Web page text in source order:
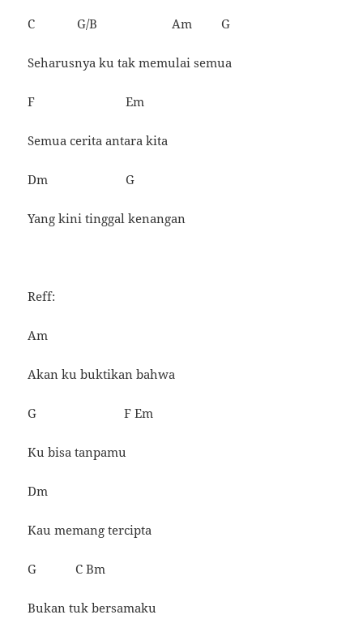
C G/B Am G
Seharusnya ku tak memulai semua
F Em
Semua cerita antara kita
Dm G
Yang kini tinggal kenangan
Reff:
Am
Akan ku buktikan bahwa
G F Em
Ku bisa tanpamu
Dm
Kau memang tercipta
G C Bm
Bukan tuk bersamaku